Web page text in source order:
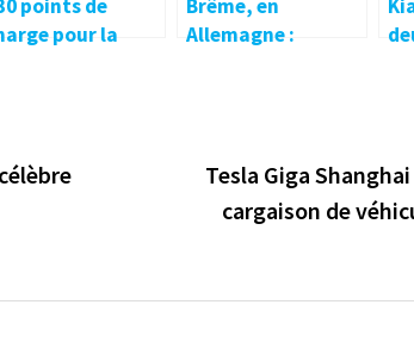
points de
pour la
Brême, en
Allemagne :
Tesla Giga
cargaison de